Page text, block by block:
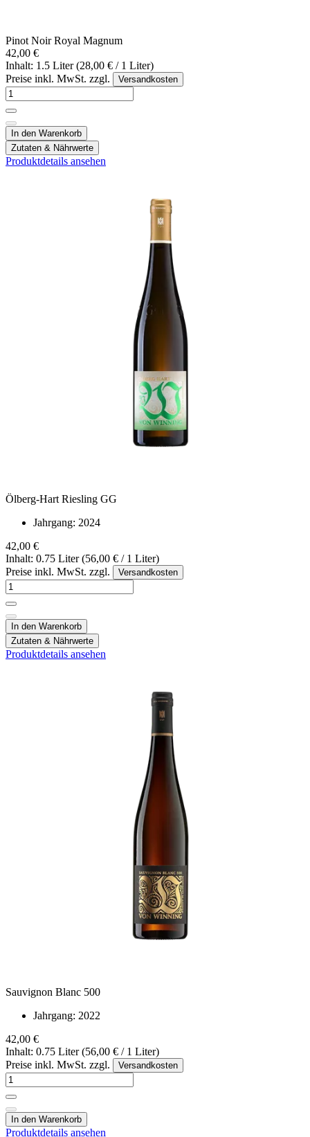
Pinot Noir Royal Magnum
42,00 €
Inhalt: 1.5 Liter (28,00 € / 1 Liter)
Preise inkl. MwSt. zzgl.
Versandkosten
In den Warenkorb
Zutaten & Nährwerte
Produktdetails ansehen
Ölberg-Hart Riesling GG
Jahrgang: 2024
42,00 €
Inhalt: 0.75 Liter (56,00 € / 1 Liter)
Preise inkl. MwSt. zzgl.
Versandkosten
In den Warenkorb
Zutaten & Nährwerte
Produktdetails ansehen
Sauvignon Blanc 500
Jahrgang: 2022
42,00 €
Inhalt: 0.75 Liter (56,00 € / 1 Liter)
Preise inkl. MwSt. zzgl.
Versandkosten
In den Warenkorb
Produktdetails ansehen